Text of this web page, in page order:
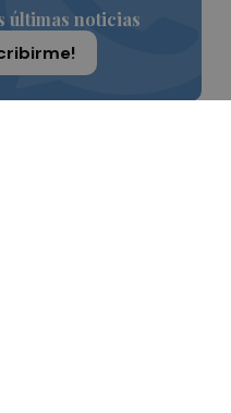
últimas noticias